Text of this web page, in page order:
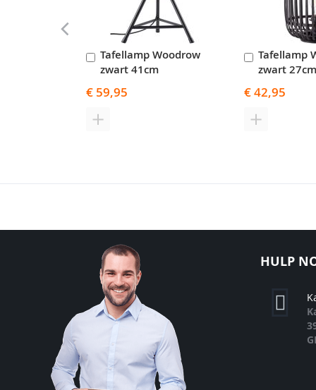
Tafellamp Woodrow
zwart 41cm
€ 59,95
In
Winkelwagen
TOEVOEGEN
Tafellamp
zwart 27cm
€ 42,95
In
TOEVOEGEN
HULP